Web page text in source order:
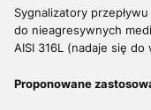
Sygnalizatory
do nieagresywnych
AISI 316L (nadaje się
Proponowane